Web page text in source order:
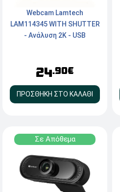
Webcam Lamtech
LAM114345 WITH SHUTTER
- Ανάλυση 2K - USB
24.90€
ΠΡΟΣΘΗΚΗ ΣΤΟ ΚΑΛΑΘΙ
Σε Απόθεμα